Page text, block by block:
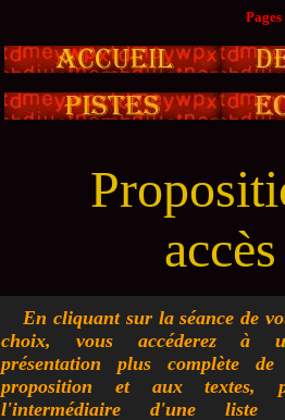
En cliquant sur la séance de
choix, vous accéderez à
présentation plus complète
proposition et aux textes,
l'intermédiaire d'une liste